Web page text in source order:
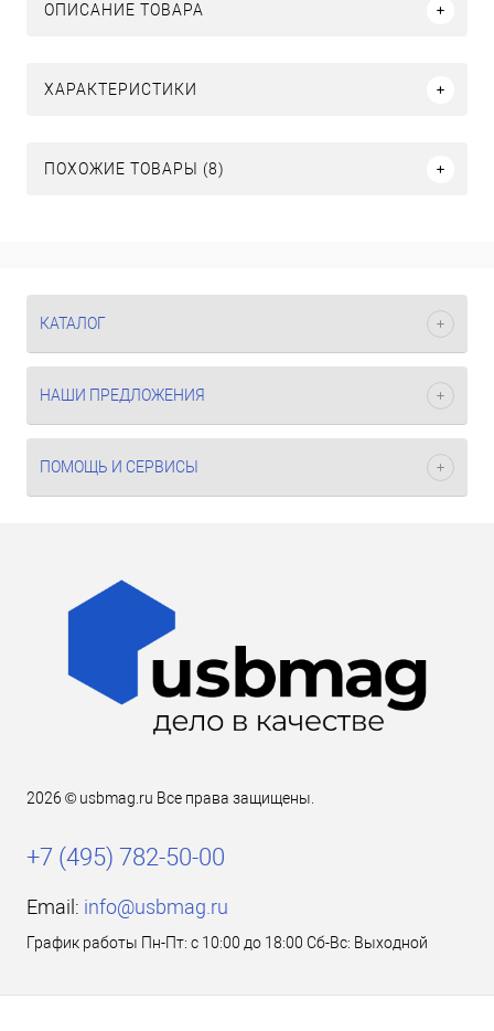
ОПИСАНИЕ ТОВАРА
ХАРАКТЕРИСТИКИ
ПОХОЖИЕ ТОВАРЫ (8)
КАТАЛОГ
НАШИ ПРЕДЛОЖЕНИЯ
ПОМОЩЬ И СЕРВИСЫ
2026 © usbmag.ru Все права защищены.
+7 (495) 782-50-00
Email: info@usbmag.ru
График работы Пн-Пт: с 10:00 до 18:00 Сб-Вс: Выходной